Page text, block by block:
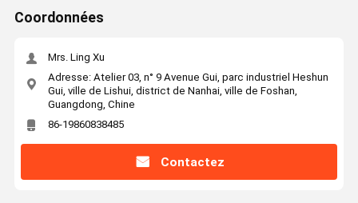
Coordonnées
Mrs. Ling Xu
Adresse: Atelier 03, n° 9 Avenue Gui, parc industriel Heshun
Gui, ville de Lishui, district de Nanhai, ville de Foshan,
Guangdong, Chine
86-19860838485
Contactez